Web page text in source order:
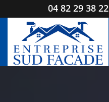
04 82 29 38 22